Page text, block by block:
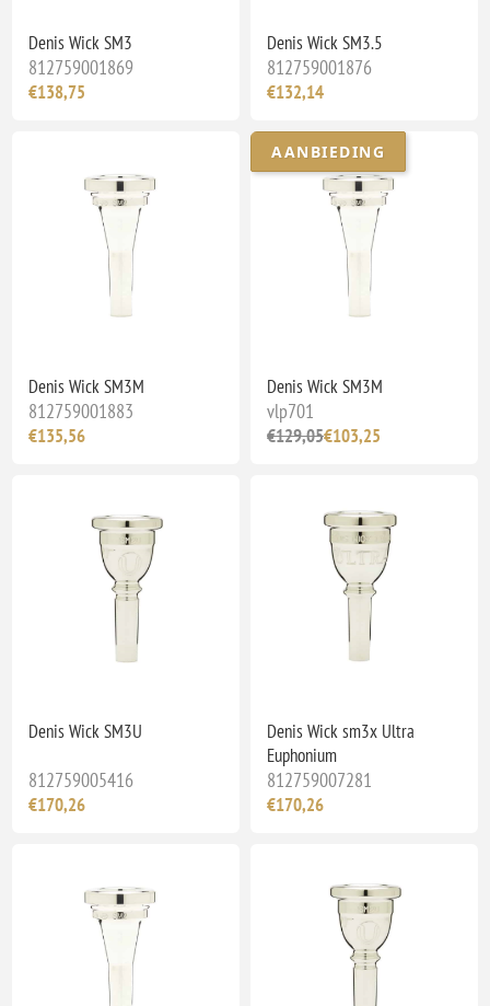
Denis Wick SM3
812759001869
€138,75
Denis Wick SM3.5
812759001876
€132,14
Denis Wick SM3M
812759001883
€135,56
AANBIEDING
Denis Wick SM3M
vlp701
€129,05€103,25
Denis Wick SM3U
812759005416
€170,26
Denis Wick sm3x Ultra
Euphonium
812759007281
€170,26